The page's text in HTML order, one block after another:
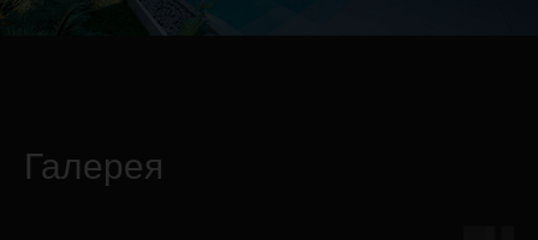
Галерея